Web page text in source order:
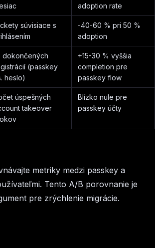
adoption rate
súvisiace s
-40-60 % pri 50 %
adoption
dokončených
(passkey
heslo)
+15-30 % vyššia
completion pre
passkey flow
úspešných
takeover
Blízko nule pre
passkey účty
metriky medzi passkey a
Tento A/B porovnanie je
pre zrýchlenie migrácie.